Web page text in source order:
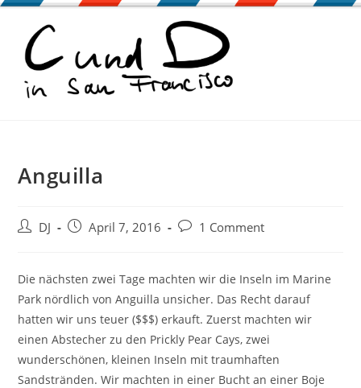
Zum
springen
Anguilla
Beitrags-
DJ
BeitragApril 7, 2016
Beitrags-
1 Comment
Die nächsten zwei Tage machten wir die Inseln im Marine
Park nördlich von Anguilla unsicher. Das Recht darauf
hatten wir uns teuer ($$$) erkauft. Zuerst machten wir
einen Abstecher zu den Prickly Pear Cays, zwei
wunderschönen, kleinen Inseln mit traumhaften
Sandstränden. Wir machten in einer Bucht an einer Boje